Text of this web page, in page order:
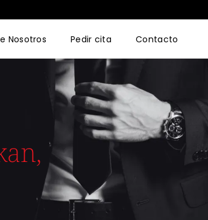
Nosotros Pedir cita Contacto